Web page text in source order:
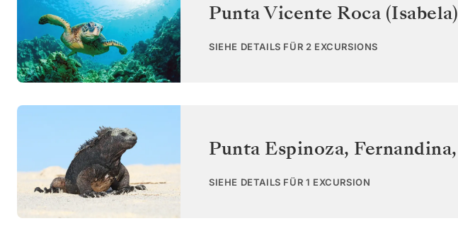
Punta Vicente Roca (Isabela)
SIEHE DETAILS FÜR 2 EXCURSIONS
Punta Espinoza, Fernandina,
SIEHE DETAILS FÜR 1 EXCURSION